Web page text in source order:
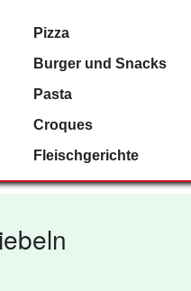
Pizza
Burger und Snacks
Pasta
Croques
Fleischgerichte